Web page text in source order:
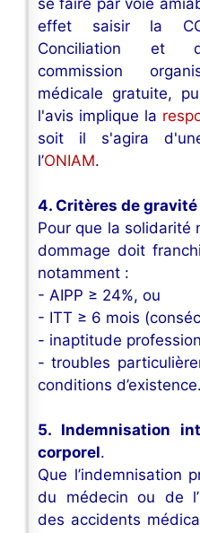
se faire par voie
effet saisir la
Conciliation et
commission
médicale gratuite,
l'avis implique la
soit il s'agira
l’ONIAM.
4. Critères de gravité
Pour que la solidarité
dommage doit
notamment :
- AIPP ≥ 24%, ou
- ITT ≥ 6 mois
- inaptitude
- troubles
conditions d’existence.
5. Indemnisation
corporel.
Que l’indemnisation
du médecin ou de
des accidents